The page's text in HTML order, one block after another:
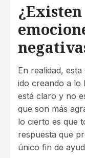
En realidad,
ido creando a lo
está claro y no
que son más
lo cierto es que
respuesta que
único fin de